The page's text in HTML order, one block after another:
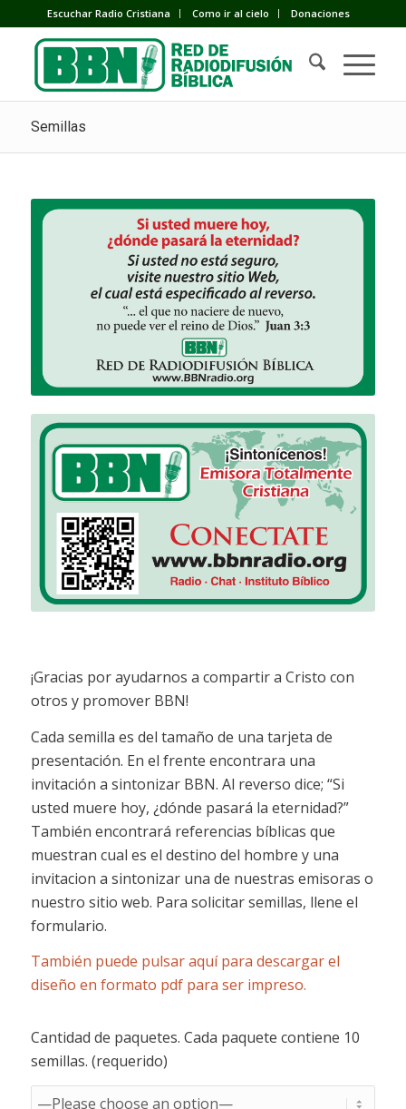
Escuchar Radio Cristiana Como ir al cielo Donaciones
Semillas
¡Gracias por ayudarnos a compartir a Cristo con
otros y promover BBN!
Cada semilla es del tamaño de una tarjeta de
presentación. En el frente encontrara una
invitación a sintonizar BBN. Al reverso dice; “Si
usted muere hoy, ¿dónde pasará la eternidad?”
También encontrará referencias bíblicas que
muestran cual es el destino del hombre y una
invitacion a sintonizar una de nuestras emisoras o
nuestro sitio web. Para solicitar semillas, llene el
formulario.
También puede pulsar aquí para descargar el
diseño en formato pdf para ser impreso.
Cantidad de paquetes. Cada paquete contiene 10
semillas. (requerido)